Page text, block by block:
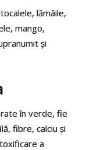
lămâile,
mango,
și
în verde, fie
fibre, calciu și
a